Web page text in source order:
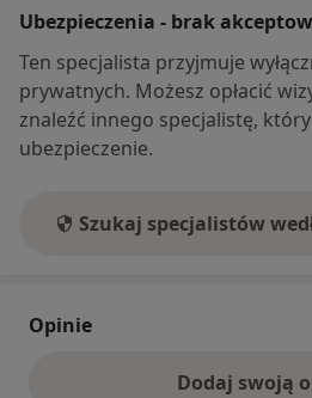
Ubezpieczenia - brak
Ten specjalista przyjmuje
prywatnych. Możesz opłacić
znaleźć innego specjalistę,
ubezpieczenie.
Szukaj specjalistów
Opinie
Dodaj swoją